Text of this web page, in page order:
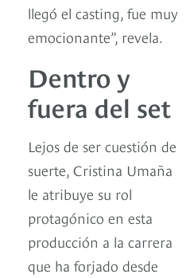
llegó el casting, fue muy
emocionante”, revela.
Dentro y
fuera del set
Lejos de ser cuestión de
suerte, Cristina Umaña
le atribuye su rol
protagónico en esta
producción a la carrera
que ha forjado desde